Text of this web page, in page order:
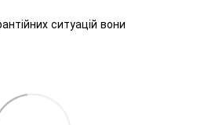
ситуацій вони